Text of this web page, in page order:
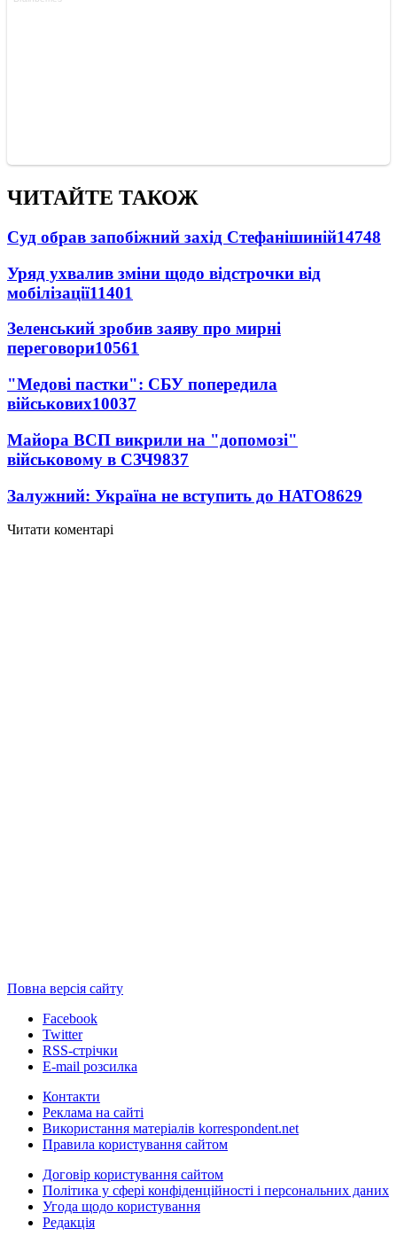
ЧИТАЙТЕ ТАКОЖ
Суд обрав запобіжний захід Стефанішиній14748
Уряд ухвалив зміни щодо відстрочки від
мобілізації11401
Зеленський зробив заяву про мирні
переговори10561
"Медові пастки": СБУ попередила
військових10037
Майора ВСП викрили на "допомозі"
військовому в СЗЧ9837
Залужний: Україна не вступить до НАТО8629
Читати коментарі
Повна версія сайту
Facebook
Twitter
RSS-стрічки
E-mail розсилка
Контакти
Реклама на сайті
Використання матеріалів korrespondent.net
Правила користування сайтом
Договір користування сайтом
Політика у сфері конфіденційності і персональних даних
Угода щодо користування
Редакція